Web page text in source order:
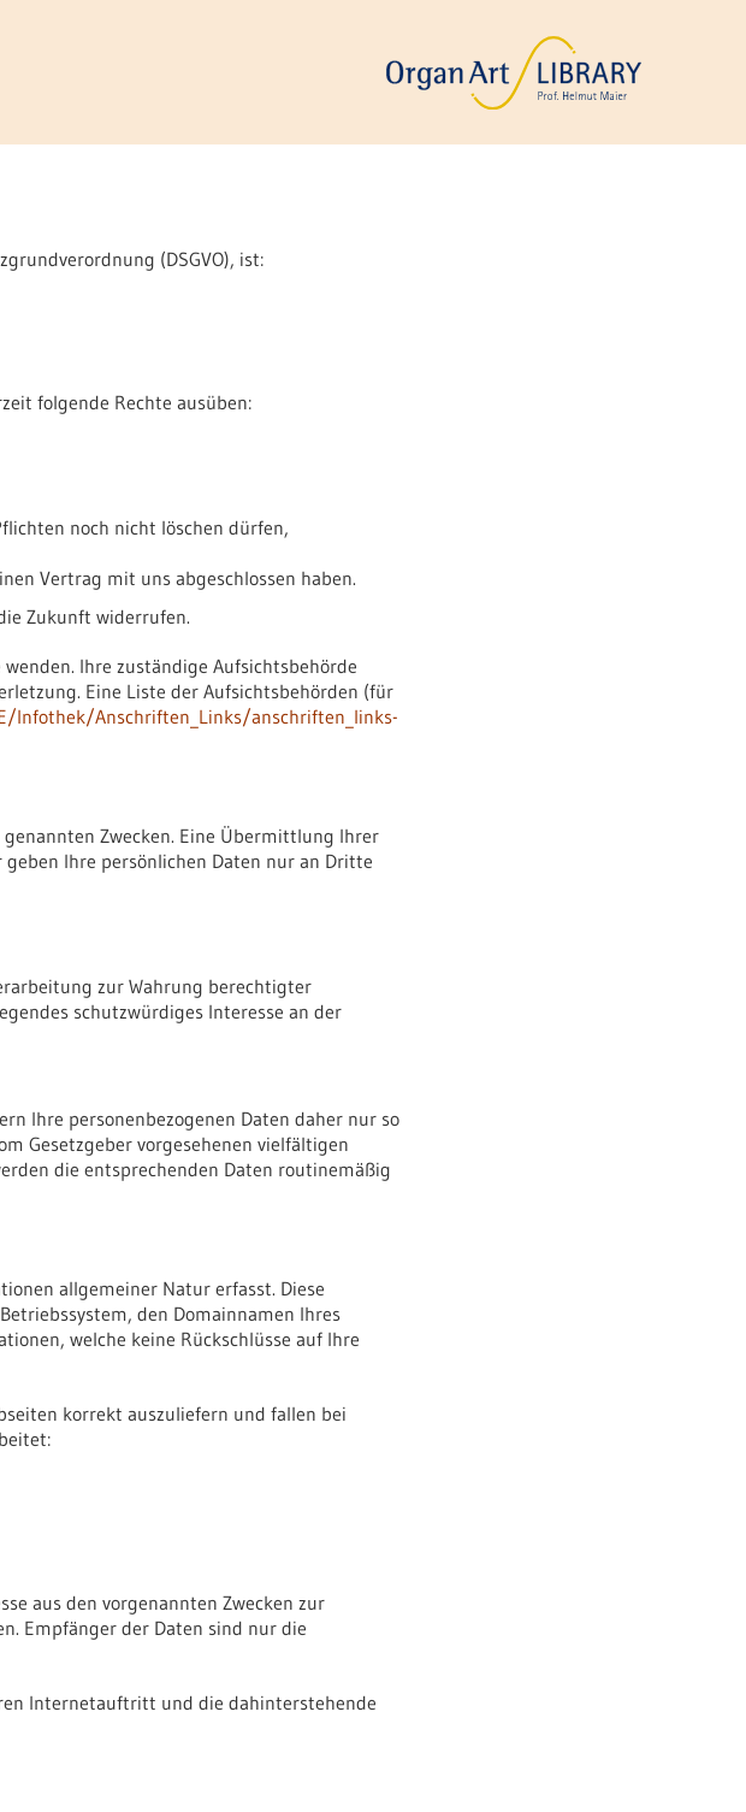
(DSGVO), ist:
folgende Rechte ausüben:
noch nicht löschen dürfen,
Vertrag mit uns abgeschlossen haben.
Zukunft widerrufen.
Ihre zuständige Aufsichtsbehörde
Eine Liste der Aufsichtsbehörden (für
Infothek/Anschriften_Links/anschriften_links-
Zwecken. Eine Übermittlung Ihrer
Ihre persönlichen Daten nur an Dritte
zur Wahrung berechtigter
schutzwürdiges Interesse an der
Ihre personenbezogenen Daten daher nur so
Gesetzgeber vorgesehenen vielfältigen
die entsprechenden Daten routinemäßig
allgemeiner Natur erfasst. Diese
den Domainnamen Ihres
welche keine Rückschlüsse auf Ihre
korrekt auszuliefern und fallen bei
aus den vorgenannten Zwecken zur
Empfänger der Daten sind nur die
Internetauftritt und die dahinterstehende